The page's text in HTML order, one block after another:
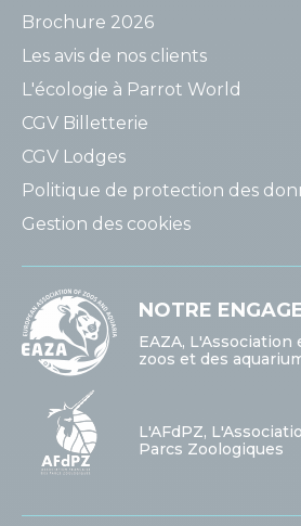
Brochure 2026
Les avis de nos clients
L'écologie à Parrot World
CGV Billetterie
CGV Lodges
Politique de protection des
Gestion des cookies
NOTRE
EAZA,
zoos et des
L'AFdPZ,
Parcs Zoologiques